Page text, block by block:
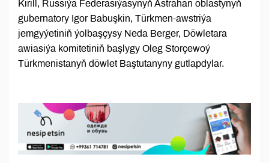
Kirill, Russiýa Federasiýasynyň Astrahan oblastynyň
gubernatory Igor Babuşkin, Türkmen-awstriýa
jemgyýetiniň ýolbaşçysy Neda Berger, Döwletara
awiasiýa komitetiniň başlygy Oleg Storçewoý
Türkmenistanyň döwlet Baştutanyny gutlapdylar.